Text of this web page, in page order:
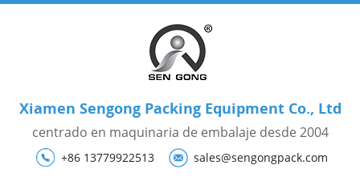
Xiamen Sengong Packing Equipment Co., Ltd
centrado en maquinaria de embalaje desde 2004
+86 13779922513 sales@sengongpack.com